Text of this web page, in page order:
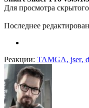
Для просмотра
Последнее
Реакции: TAMGA, jser,